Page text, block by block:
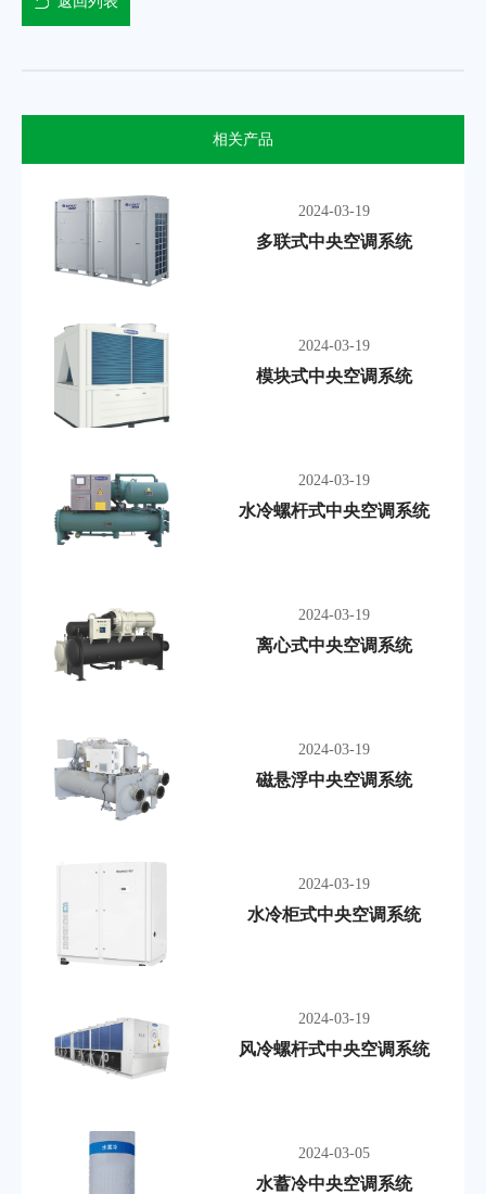
相关产品
2024-03-19
多联式中央空调系统
2024-03-19
模块式中央空调系统
2024-03-19
水冷螺杆式中央空调系统
2024-03-19
离心式中央空调系统
2024-03-19
磁悬浮中央空调系统
2024-03-19
水冷柜式中央空调系统
2024-03-19
风冷螺杆式中央空调系统
2024-03-05
水蓄冷中央空调系统